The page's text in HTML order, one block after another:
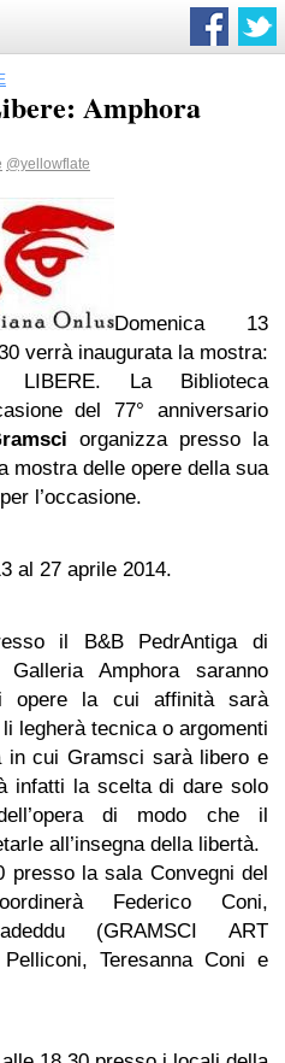
Amphora
@yellowflate
Domenica 13
verrà inaugurata la mostra:
LIBERE. La Biblioteca
del 77° anniversario
organizza presso la
mostra delle opere della sua
l’occasione.
al 27 aprile 2014.
il B&B PedrAntiga di
Amphora saranno
opere la cui affinità sarà
legherà tecnica o argomenti
in cui Gramsci sarà libero e
infatti la scelta di dare solo
dell’opera di modo che il
all’insegna della libertà.
presso la sala Convegni del
Federico Coni,
(GRAMSCI ART
Teresanna Coni e